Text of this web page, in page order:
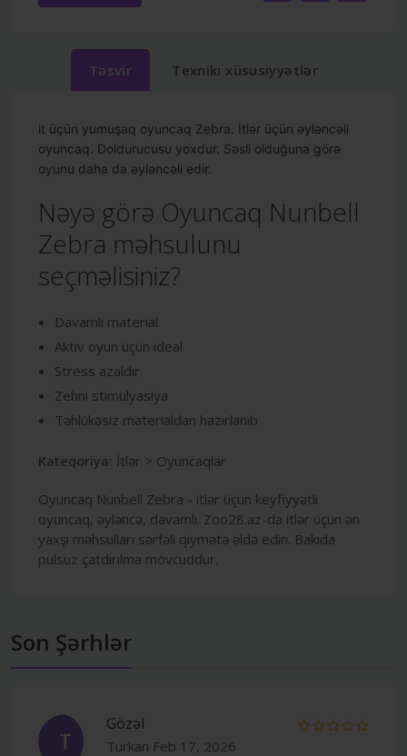
Təsvir Texniki xüsusiyyətlər
it üçün yumuşaq oyuncaq Zebra. İtlər üçün əyləncəli
oyuncaq. Doldurucusu yoxdur. Səsli olduğuna görə
oyunu daha da əyləncəli edir.
Nəyə görə Oyuncaq Nunbell
Zebra məhsulunu
seçməlisiniz?
Davamlı material
Aktiv oyun üçün ideal
Stress azaldır
Zehni stimulyasiya
Təhlükəsiz materialdan hazırlanıb
Kateqoriya: İtlər > Oyuncaqlar
Oyuncaq Nunbell Zebra - itlər üçün keyfiyyətli
oyuncaq, əyləncə, davamlı. Zoo28.az-da itlər üçün ən
yaxşı məhsulları sərfəli qiymətə əldə edin. Bakıda
pulsuz çatdırılma mövcuddur.
Son Şərhlər
T
Gözəl
Türkan Feb 17, 2026